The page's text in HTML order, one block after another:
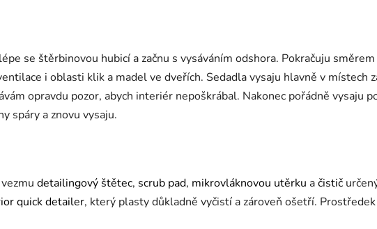
se štěrbinovou hubicí a začnu s vysáváním odshora. Pokračuju
i oblasti klik a madel ve dveřích. Sedadla vysaju hlavně v místech
opravdu pozor, abych interiér nepoškrábal. Nakonec pořádně vysaju
spáry a znovu vysaju.
detailingový štětec, scrub pad, mikrovláknovou utěrku ačistič
quick detailer, který plasty důkladně vyčistí a zároveň ošetří.